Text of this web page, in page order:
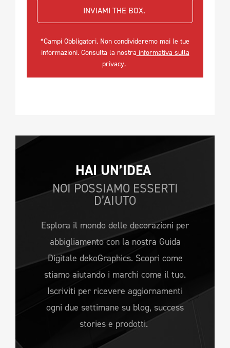
*Campi Obbligatori. Non condivideremo mai le tue
informazioni. Consulta la nostra informativa sulla
privacy.
HAI UN’IDEA
NOI POSSIAMO ESSERTI
D’AIUTO
Esplora il mondo delle decorazioni per
abbigliamento con la nostra Guida
Digitale dekoGraphics. Scopri come
stiamo aiutando i marchi come il tuo.
Iscriviti per ricevere aggiornamenti
ogni due settimane su blog, success
stories e prodotti.